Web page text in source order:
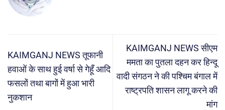
KAIMGANJ NEWS तूफानी
हवाओं के साथ हुई वर्षा से गेहूँ आदि
फसलों तथा बागों में हुआ भारी
नुकशान
KAIMGANJ NEWS सीएम
ममता का पुतला दहन कर हिन्दू
वादी संगठन ने की पश्चिम बंगाल में
राष्ट्रपति शासन लागू करने की
मांग